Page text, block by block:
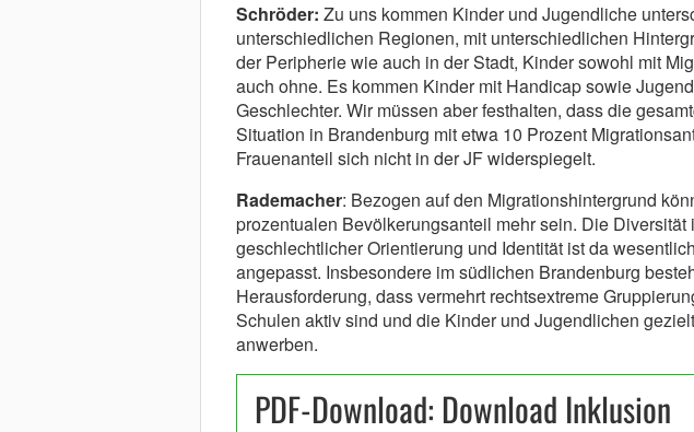
Schröder: Zu uns kommen Kinder und Jugendliche
unterschiedlichen Regionen, mit unterschiedlichen
der Peripherie wie auch in der Stadt, Kinder sowohl mit
auch ohne. Es kommen Kinder mit Handicap sowie
Geschlechter. Wir müssen aber festhalten, dass die
Situation in Brandenburg mit etwa 10 Prozent
Frauenanteil sich nicht in der JF widerspiegelt.
Rademacher: Bezogen auf den Migrationshintergrund
prozentualen Bevölkerungsanteil mehr sein. Die Diversität
geschlechtlicher Orientierung und Identität ist da
angepasst. Insbesondere im südlichen Brandenburg
Herausforderung, dass vermehrt rechtsextreme
Schulen aktiv sind und die Kinder und Jugendlichen
anwerben.
PDF-Download: Download Inklusion